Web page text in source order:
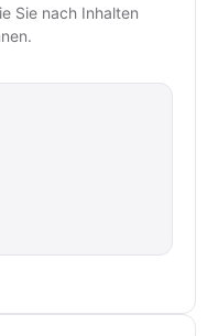
Sie nach Inhalten